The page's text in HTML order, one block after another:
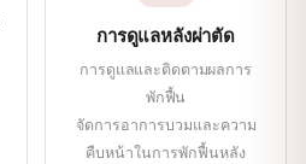
การดูแลหลังผ่าตัด
การดูแลและติดตามผลการ
พักฟื้น
จัดการอาการบวมและความ
คืบหน้าในการพักฟื้นหลัง